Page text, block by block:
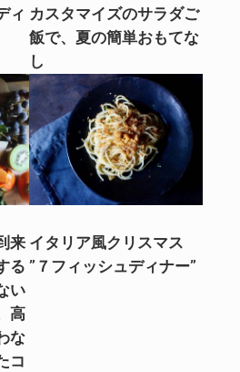
ィ カスタマイズのサラダご
飯で、夏の簡単おもてな
し
来
る
い
高
な
コ
イタリア風クリスマス
”７フィッシュディナー”